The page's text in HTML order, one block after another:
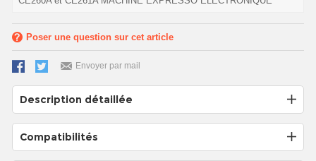
Poser une question sur cet article
Envoyer par mail
Description détaillée
Compatibilités